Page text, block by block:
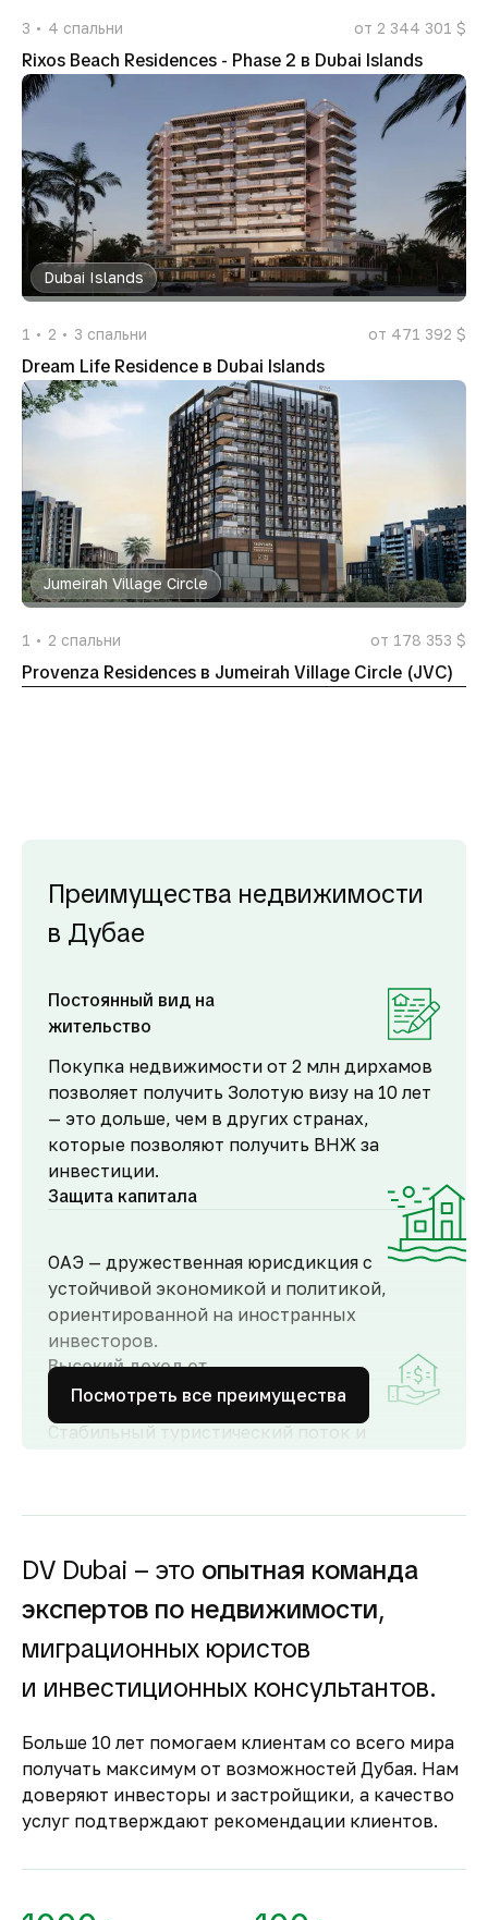
3 4 спальни от 2 344 301 $
Rixos Beach Residences - Phase 2 в Dubai Islands
Dubai Islands
1 2 3 спальни от 471 392 $
Dream Life Residence в Dubai Islands
Jumeirah Village Circle
1 2 спальни от 178 353 $
Provenza Residences в Jumeirah Village Circle (JVC)
Преимущества недвижимости
в Дубае
Постоянный вид на
жительство
Покупка недвижимости от 2 млн дирхамов
позволяет получить Золотую визу на 10 лет
— это дольше, чем в других странах,
которые позволяют получить ВНЖ за
инвестиции.
Защита капитала
ОАЭ — дружественная юрисдикция с
устойчивой экономикой и политикой,
ориентированной на иностранных
инвесторов.
Высокий доход от
аренды
Стабильный туристический поток и
доходность для инвесторов как от
аренды.
строящуюся
недвижимость
Оплата за объект поступает на эскроу-счёт.
Застройщик сможет получить с него деньги
только после ввода объекта в
Комфортное и
безопасное место для
жизни
По уровню безопасности жизни
Посмотреть все преимущества
DV Dubai – это опытная команда
экспертов по недвижимости,
миграционных юристов
и инвестиционных консультантов.
Больше 10 лет помогаем клиентам со всего мира
получать максимум от возможностей Дубая. Нам
доверяют инвесторы и застройщики, а качество
услуг подтверждают рекомендации клиентов.